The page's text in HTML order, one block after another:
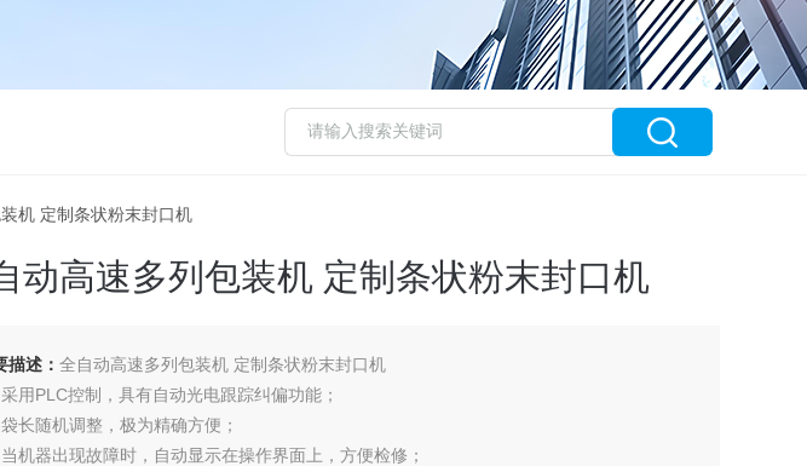
机 定制条状粉末封口机
动高速多列包装机 定制条状粉末封口机
描述： 全自动高速多列包装机 定制条状粉末封口机
用PLC控制，具有自动光电跟踪纠偏功能；
长随机调整，极为精确方便；
机器出现故障时，自动显示在操作界面上，方便检修；